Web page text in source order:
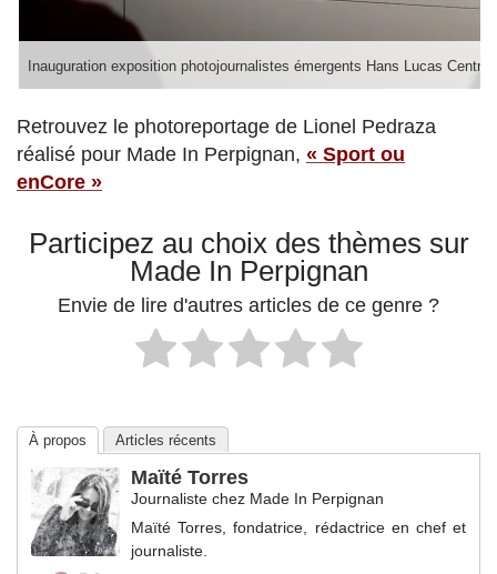
Inauguration exposition photojournalistes émergents Hans Lucas
Retrouvez le photoreportage de Lionel Pedraza
réalisé pour Made In Perpignan, « Sport ou
enCore »
Participez au choix des thèmes sur
Made In Perpignan
Envie de lire d'autres articles de ce genre ?
À propos Articles récents
Maïté Torres
Journaliste chez Made In Perpignan
Maïté Torres, fondatrice, rédactrice en chef et
journaliste.